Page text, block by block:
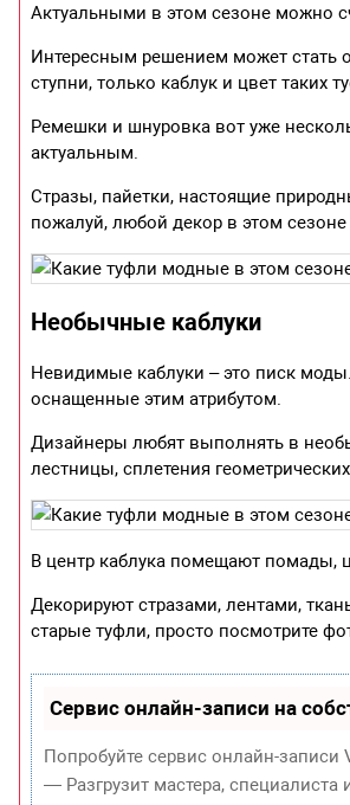
Актуальными в этом сезоне можно
Интересным решением может стать
ступни, только каблук и цвет таких
Ремешки и шнуровка вот уже
актуальным.
Стразы, пайетки, настоящие
пожалуй, любой декор в этом сезоне
Необычные каблуки
Невидимые каблуки – это писк
оснащенные этим атрибутом.
Дизайнеры любят выполнять в
лестницы, сплетения
В центр каблука помещают помады,
Декорируют стразами, лентами,
старые туфли, просто посмотрите
Сервис онлайн-записи на
Попробуйте сервис онлайн-записи
— Разгрузит мастера,